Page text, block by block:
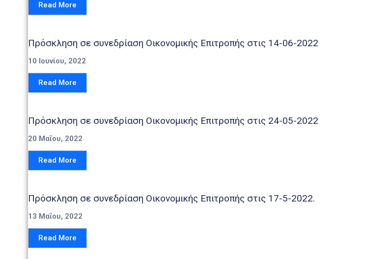
Read More
Πρόσκληση σε συνεδρίαση Οικονομικής Επιτροπής στις 14-06-2022
10 Ιουνίου, 2022
Read More
Πρόσκληση σε συνεδρίαση Οικονομικής Επιτροπής στις 24-05-2022
20 Μαΐου, 2022
Read More
Πρόσκληση σε συνεδρίαση Οικονομικής Επιτροπής στις 17-5-2022.
13 Μαΐου, 2022
Read More